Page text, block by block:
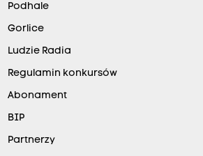
Podhale
Gorlice
Ludzie Radia
Regulamin konkursów
Abonament
BIP
Partnerzy